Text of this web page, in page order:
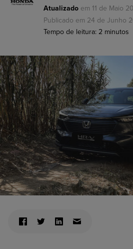
Atualizado em 11 de Maio
Publicado em 24 de Junho
Tempo de leitura: 2 minutos